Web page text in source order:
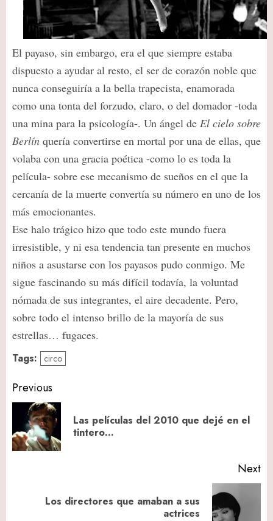
El payaso, sin embargo, era el que siempre estaba
dispuesto a ayudar al resto, el ser de corazón noble que
nunca conseguiría a la bella trapecista, enamorada
como una tonta del forzudo, claro, o del domador -toda
una mina para la psicología-. Un ángel de El cielo sobre
Berlín quería convertirse en mortal por una de ellas, que
volaba con una gracia poética -como lo es toda la
película- sobre ese mecanismo de sueños en el que la
cercanía de la muerte convertía su número en uno de los
más emocionantes.
Ese halo trágico hizo que todo este mundo fuera
irresistible, y ni esa tendencia tan presente en muchos
niños a asustarse con los payasos pudo conmigo. Me
sigue fascinando su más difícil todavía, la voluntad
nómada de sus integrantes, el aire decadente. Pero,
sobre todo el intenso brillo de la mayoría de sus
estrellas… fugaces.
Tags: circo
Post
navigation
Previous
Las películas del 2010 que dejé en el
tintero…
Next
Los directores que amaban a sus
actrices